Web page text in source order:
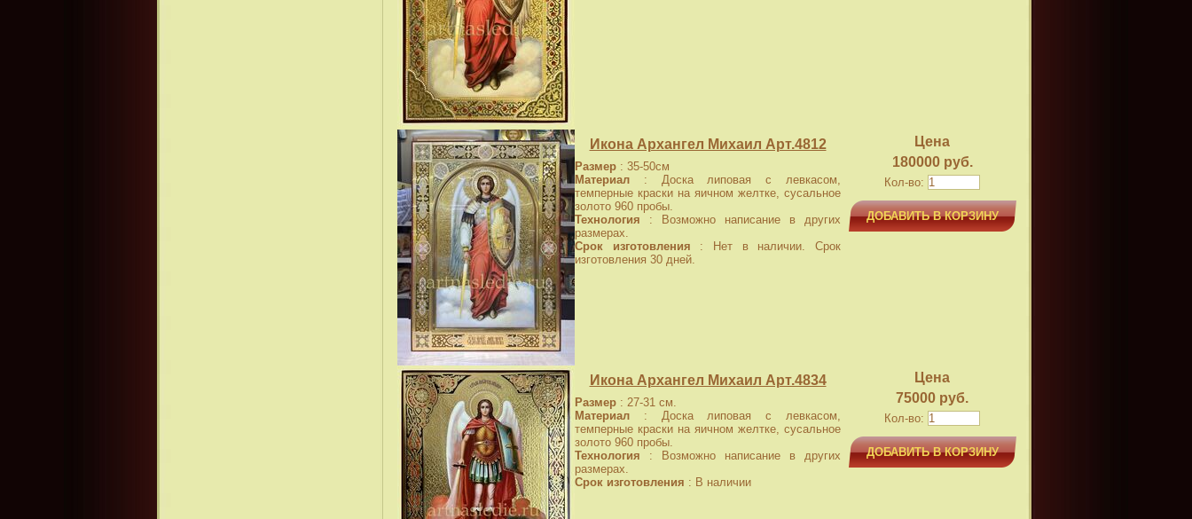
Икона Архангел Михаил Арт.4812
Размер : 35-50см
Материал : Доска липовая с левкасом,
темперные краски на яичном желтке, сусальное
золото 960 пробы.
Технология : Возможно написание в других
размерах.
Срок изготовления : Нет в наличии. Срок
изготовления 30 дней.
Цена
180000 руб.
Кол-во:
ДОБАВИТЬ В КОРЗИНУ
Икона Архангел Михаил Арт.4834
Размер : 27-31 см.
Материал : Доска липовая с левкасом,
темперные краски на яичном желтке, сусальное
золото 960 пробы.
Технология : Возможно написание в других
размерах.
Срок изготовления : В наличии
Цена
75000 руб.
Кол-во:
ДОБАВИТЬ В КОРЗИНУ